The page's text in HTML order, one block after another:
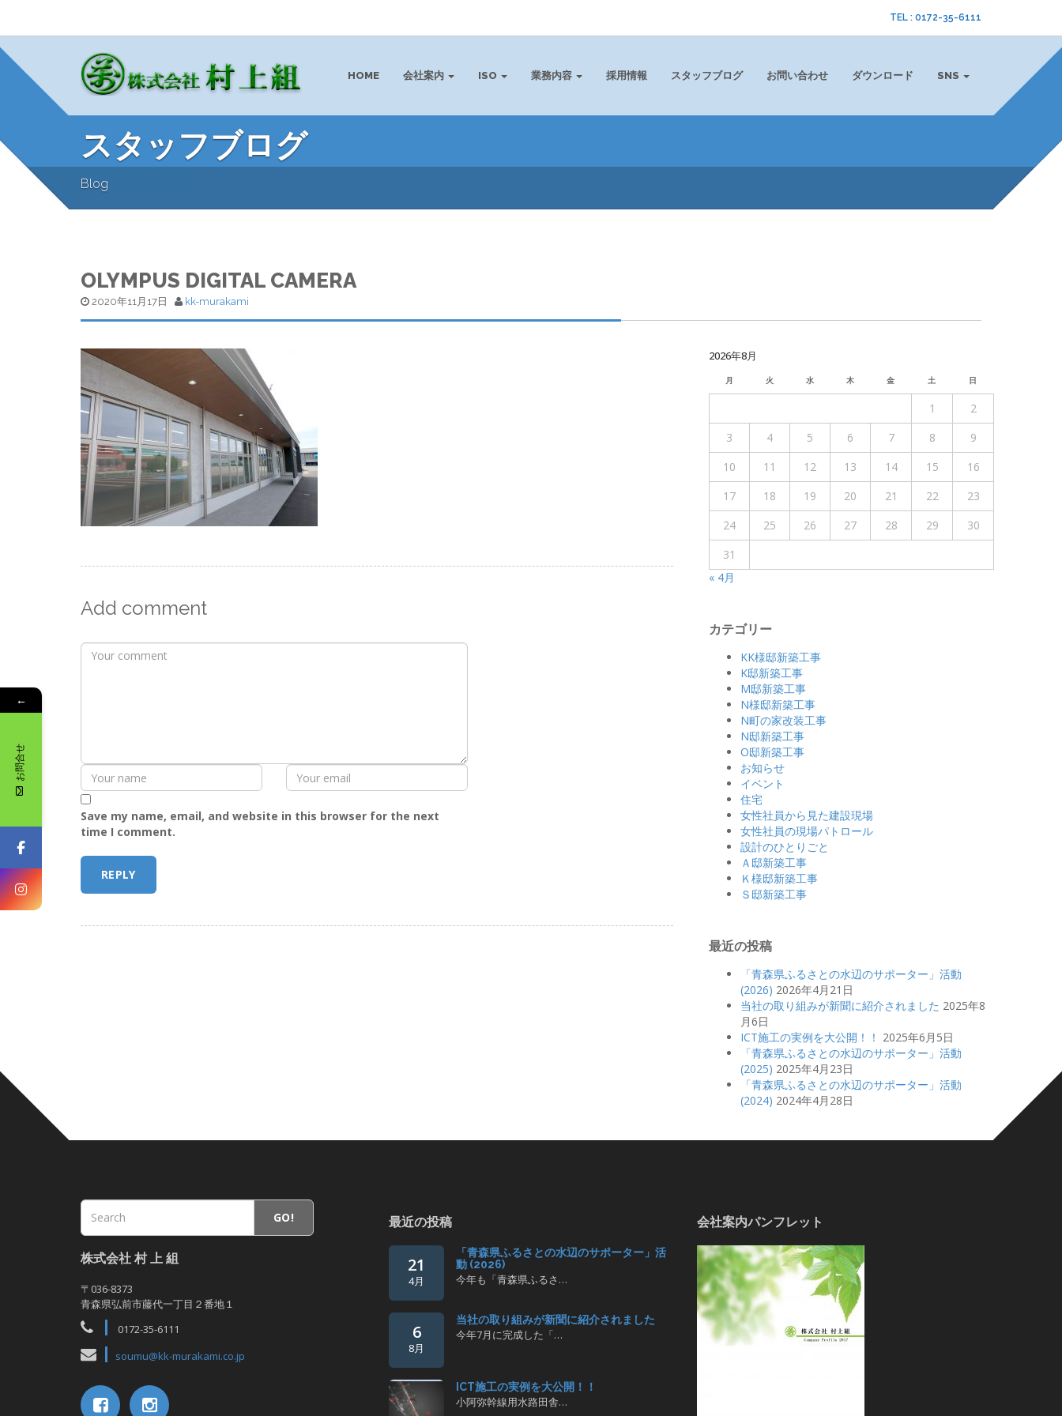
TEL : 0172-35-6111
HOME 会社案内 ISO 業務内容 採用情報 スタッフブログ お問い合わせ ダウンロード SNS
スタッフブログ
Blog
OLYMPUS DIGITAL CAMERA
2020年11月17日 kk-murakami
Add comment
Save my name, email, and website in this browser for the next
time I comment.
2026年8月
月 火 水 木 金 土 日
1
2
3
4 5 6 7 8
9
10
11 12 13 14 15
16
17
18 19 20 21 22
23
24
25 26 27 28 29
30
31
« 4月
カテゴリー
KK様邸新築工事
K邸新築工事
M邸新築工事
N様邸新築工事
N町の家改装工事
N邸新築工事
O邸新築工事
お知らせ
イベント
住宅
女性社員から見た建設現場
女性社員の現場パトロール
設計のひとりごと
Ａ邸新築工事
Ｋ様邸新築工事
Ｓ邸新築工事
最近の投稿
「青森県ふるさとの水辺のサポーター」活動
(2026) 2026年4月21日
当社の取り組みが新聞に紹介されました 2025年8
月6日
ICT施工の実例を大公開！！ 2025年6月5日
「青森県ふるさとの水辺のサポーター」活動
(2025) 2025年4月23日
「青森県ふるさとの水辺のサポーター」活動
(2024) 2024年4月28日
GO!
株式会社 村 上 組
〒036-8373
青森県弘前市藤代一丁目２番地１
0172-35-6111
soumu@kk-murakami.co.jp
最近の投稿
21
4月
「青森県ふるさとの水辺のサポーター」活
動 (2026)
今年も「青森県ふるさ…
6
8月
当社の取り組みが新聞に紹介されました
今年7月に完成した「…
ICT施工の実例を大公開！！
小阿弥幹線用水路田舎…
会社案内パンフレット
←
お問合せ